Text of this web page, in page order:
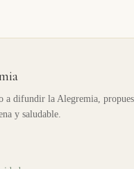
a difundir la Alegremia,
y saludable.